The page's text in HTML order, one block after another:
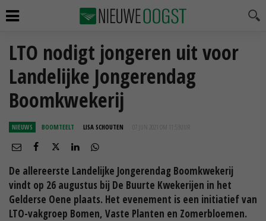
LTO nodigt jongeren uit voor
Landelijke Jongerendag
Boomkwekerij
NIEUWS BOOMTEELT LISA SCHOUTEN 07 JUN 2021 OM 11:53
De allereerste Landelijke Jongerendag Boomkwekerij
vindt op 26 augustus bij De Buurte Kwekerijen in het
Gelderse Oene plaats. Het evenement is een initiatief van
LTO-vakgroep Bomen, Vaste Planten en Zomerbloemen.